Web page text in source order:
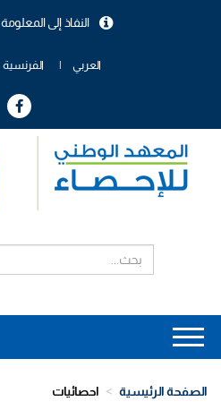
النفاذ إلى المعلومة
العربي الفرنسية
Main
navigation
الصفحة الرئيسية احصائيات